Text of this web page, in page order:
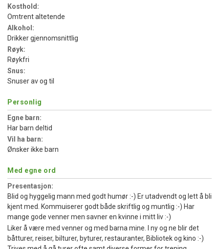
Kosthold:
Omtrent altetende
Alkohol:
Drikker gjennomsnittlig
Røyk:
Røykfri
Snus:
Snuser av og til
Personlig
Egne barn:
Har barn deltid
Vil ha barn:
Ønsker ikke barn
Med egne ord
Presentasjon:
Blid og hyggelig mann med godt humør :-) Er utadvendt og lett å bli
kjent med. Kommuiserer godt både skriftlig og muntlig :-) Har
mange gode venner men savner en kvinne i mitt liv :-)
Liker å være med venner og med barna mine. I ny og ne blir det
båtturer, reiser, bilturer, byturer, restauranter, Bibliotek og kino :-)